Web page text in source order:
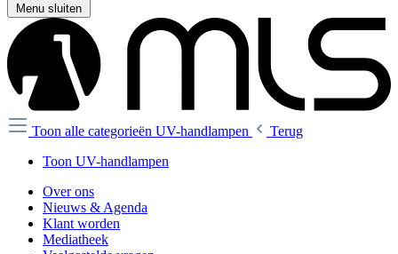
Menu sluiten
Toon alle categorieën UV-handlampen
Terug
Toon UV-handlampen
Over ons
Nieuws & Agenda
Klant worden
Mediatheek